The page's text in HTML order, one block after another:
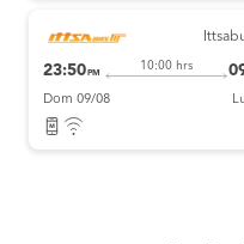
23:50 PM
10:00 hrs
Dom 09/08